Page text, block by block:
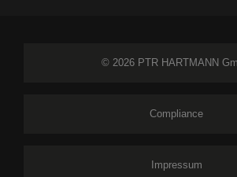
© 2026 PTR HARTMANN
Compliance
Impressum